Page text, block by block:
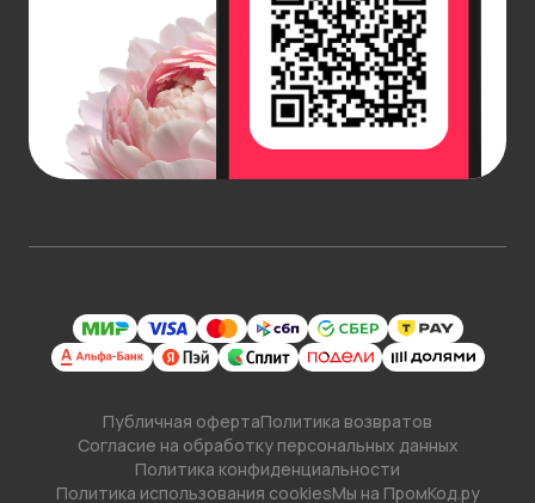
Публичная офертаПолитика возвратов
Согласие на обработку персональных данных
Политика конфиденциальности
Политика использования cookiesМы на ПромКод.ру